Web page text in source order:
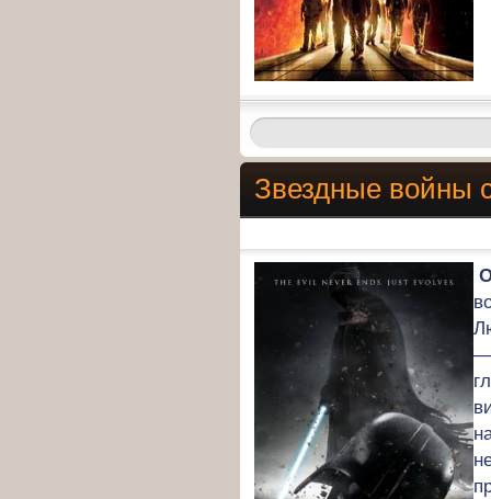
Звездные войны
—